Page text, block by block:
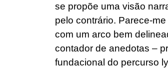
se propõe uma visão
pelo contrário. Parece-
com um arco bem
contador de anedotas –
fundacional do percurso